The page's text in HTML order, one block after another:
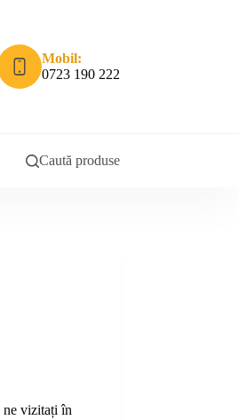
Mobil:
0723 190 222
Caută produse
ne vizitați în